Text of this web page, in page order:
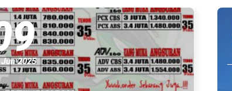
Jun 2025